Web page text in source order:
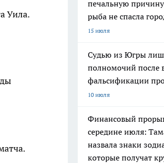
Уила.
печальную
рыба не спасла
15 июля
Судью из Югры
полномочий после
фальсификации
10 июля
Финансовый
середине июля:
назвала знаки
которые получат